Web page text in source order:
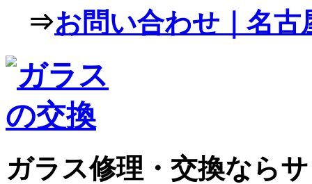
⇒お問い合わせ｜名
ガラス修理・交換なら